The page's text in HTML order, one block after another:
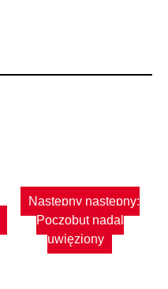
Następny następny:
Poczobut nadal
uwięziony